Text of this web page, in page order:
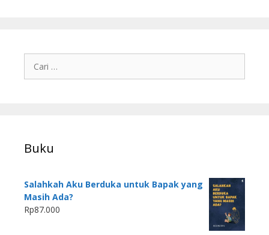
Buku
Salahkah Aku Berduka untuk Bapak yang
Masih Ada?
Rp87.000